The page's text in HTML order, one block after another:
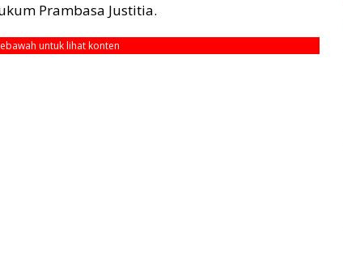
Prambasa Justitia.
untuk lihat konten